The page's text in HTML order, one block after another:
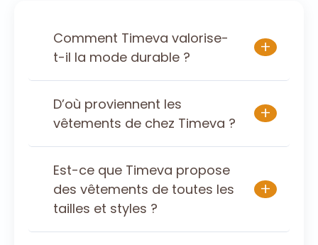
Comment Timeva valorise-
t-il la mode durable ?
+
D’où proviennent les
vêtements de chez Timeva ?
+
Est-ce que Timeva propose
des vêtements de toutes les
tailles et styles ?
+